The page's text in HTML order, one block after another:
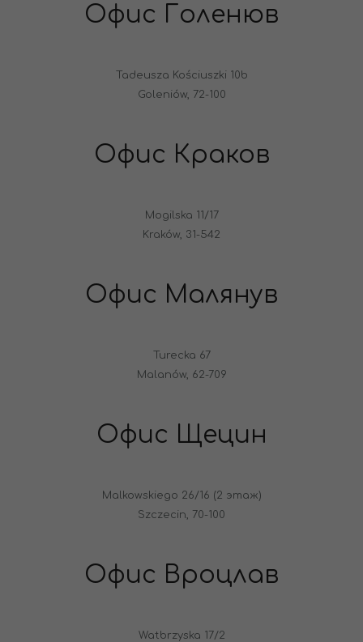
Офис Голенюв
Tadeusza Kościuszki 10b
Goleniów, 72-100
Офис Краков
Mogilska 11/17
Kraków, 31-542
Офис Малянув
Turecka 67
Malanów, 62-709
Офис Щецин
Malkowskiego 26/16 (2 этаж)
Szczecin, 70-100
Офис Вроцлав
Watbrzyska 17/2